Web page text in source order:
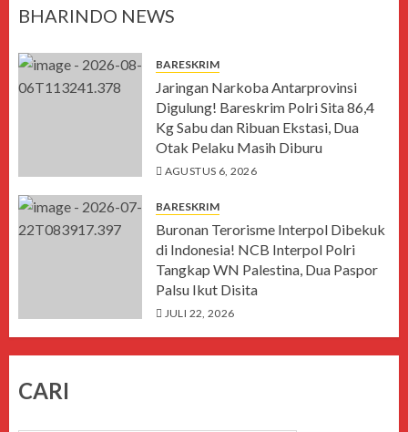
BHARINDO NEWS
BARESKRIM
Jaringan Narkoba Antarprovinsi
Digulung! Bareskrim Polri Sita 86,4
Kg Sabu dan Ribuan Ekstasi, Dua
Otak Pelaku Masih Diburu
AGUSTUS 6, 2026
BARESKRIM
Buronan Terorisme Interpol Dibekuk
di Indonesia! NCB Interpol Polri
Tangkap WN Palestina, Dua Paspor
Palsu Ikut Disita
JULI 22, 2026
CARI